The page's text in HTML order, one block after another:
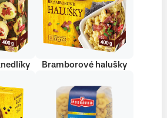
Bramborové halušky